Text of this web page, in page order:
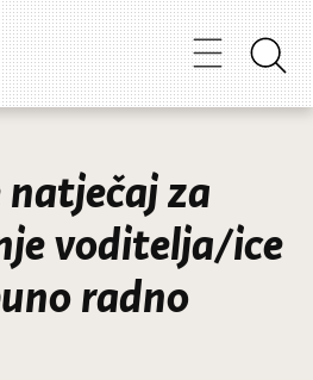
natječaj za
voditelja/ice
radno